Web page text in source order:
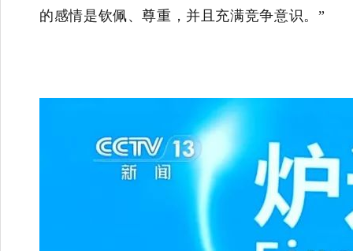
的感情是钦佩、尊重，并且充满竞争意识。”